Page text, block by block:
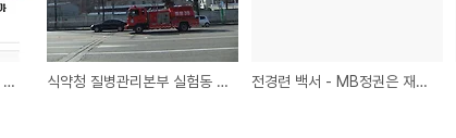
조카 연서가 자면서 코고는 소리 식약청 질병관리본부 실험동 화제 전경련 백서 - MB정권은 재벌의 아바타인가?